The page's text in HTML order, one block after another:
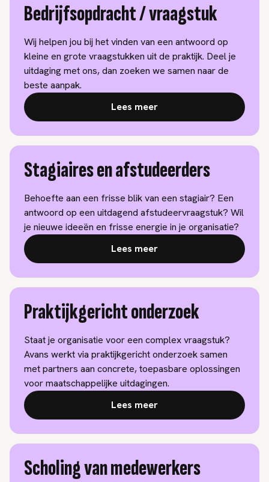
Bedrijfsopdracht / vraagstuk
Wij helpen jou bij het vinden van een antwoord op
kleine en grote vraagstukken uit de praktijk. Deel je
uitdaging met ons, dan zoeken we samen naar de
beste aanpak.
Lees meer
Stagiaires en afstudeerders
Behoefte aan een frisse blik van een stagiair? Een
antwoord op een uitdagend afstudeervraagstuk? Wil
je nieuwe ideeën en frisse energie in je organisatie?
Lees meer
Praktijkgericht onderzoek
Staat je organisatie voor een complex vraagstuk?
Avans werkt via praktijkgericht onderzoek samen
met partners aan concrete, toepasbare oplossingen
voor maatschappelijke uitdagingen.
Lees meer
Scholing van medewerkers